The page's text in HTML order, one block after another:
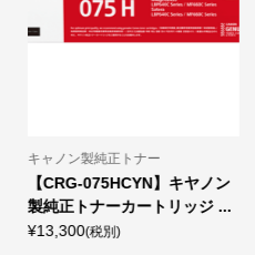
キャノン製純正トナー
【CRG-075HCYN】キヤノン
製純正トナーカートリッジ ...
¥13,300(税別)